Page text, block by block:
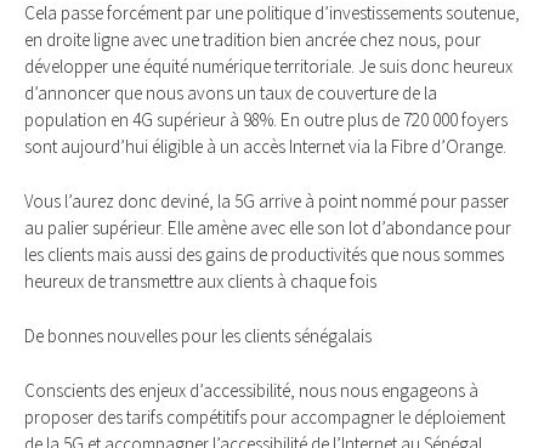
Cela passe forcément par une politique d’investissements soutenue,
en droite ligne avec une tradition bien ancrée chez nous, pour
développer une équité numérique territoriale. Je suis donc heureux
d’annoncer que nous avons un taux de couverture de la
population en 4G supérieur à 98%. En outre plus de 720 000 foyers
sont aujourd’hui éligible à un accès Internet via la Fibre d’Orange.
Vous l’aurez donc deviné, la 5G arrive à point nommé pour passer
au palier supérieur. Elle amène avec elle son lot d’abondance pour
les clients mais aussi des gains de productivités que nous sommes
heureux de transmettre aux clients à chaque fois
De bonnes nouvelles pour les clients sénégalais
Conscients des enjeux d’accessibilité, nous nous engageons à
proposer des tarifs compétitifs pour accompagner le déploiement